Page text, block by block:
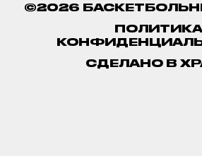
©2026
ПОЛИТИКА
СДЕЛАНО В